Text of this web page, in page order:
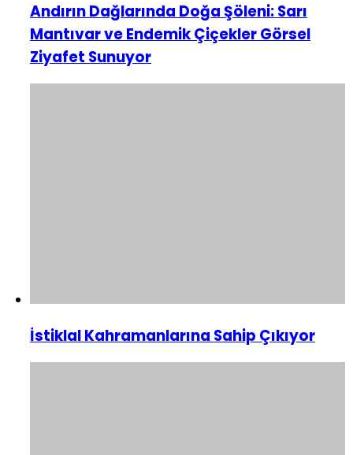
Andırın Dağlarında Doğa Şöleni: Sarı
Mantıvar ve Endemik Çiçekler Görsel
Ziyafet Sunuyor
İstiklal Kahramanlarına Sahip Çıkıyor